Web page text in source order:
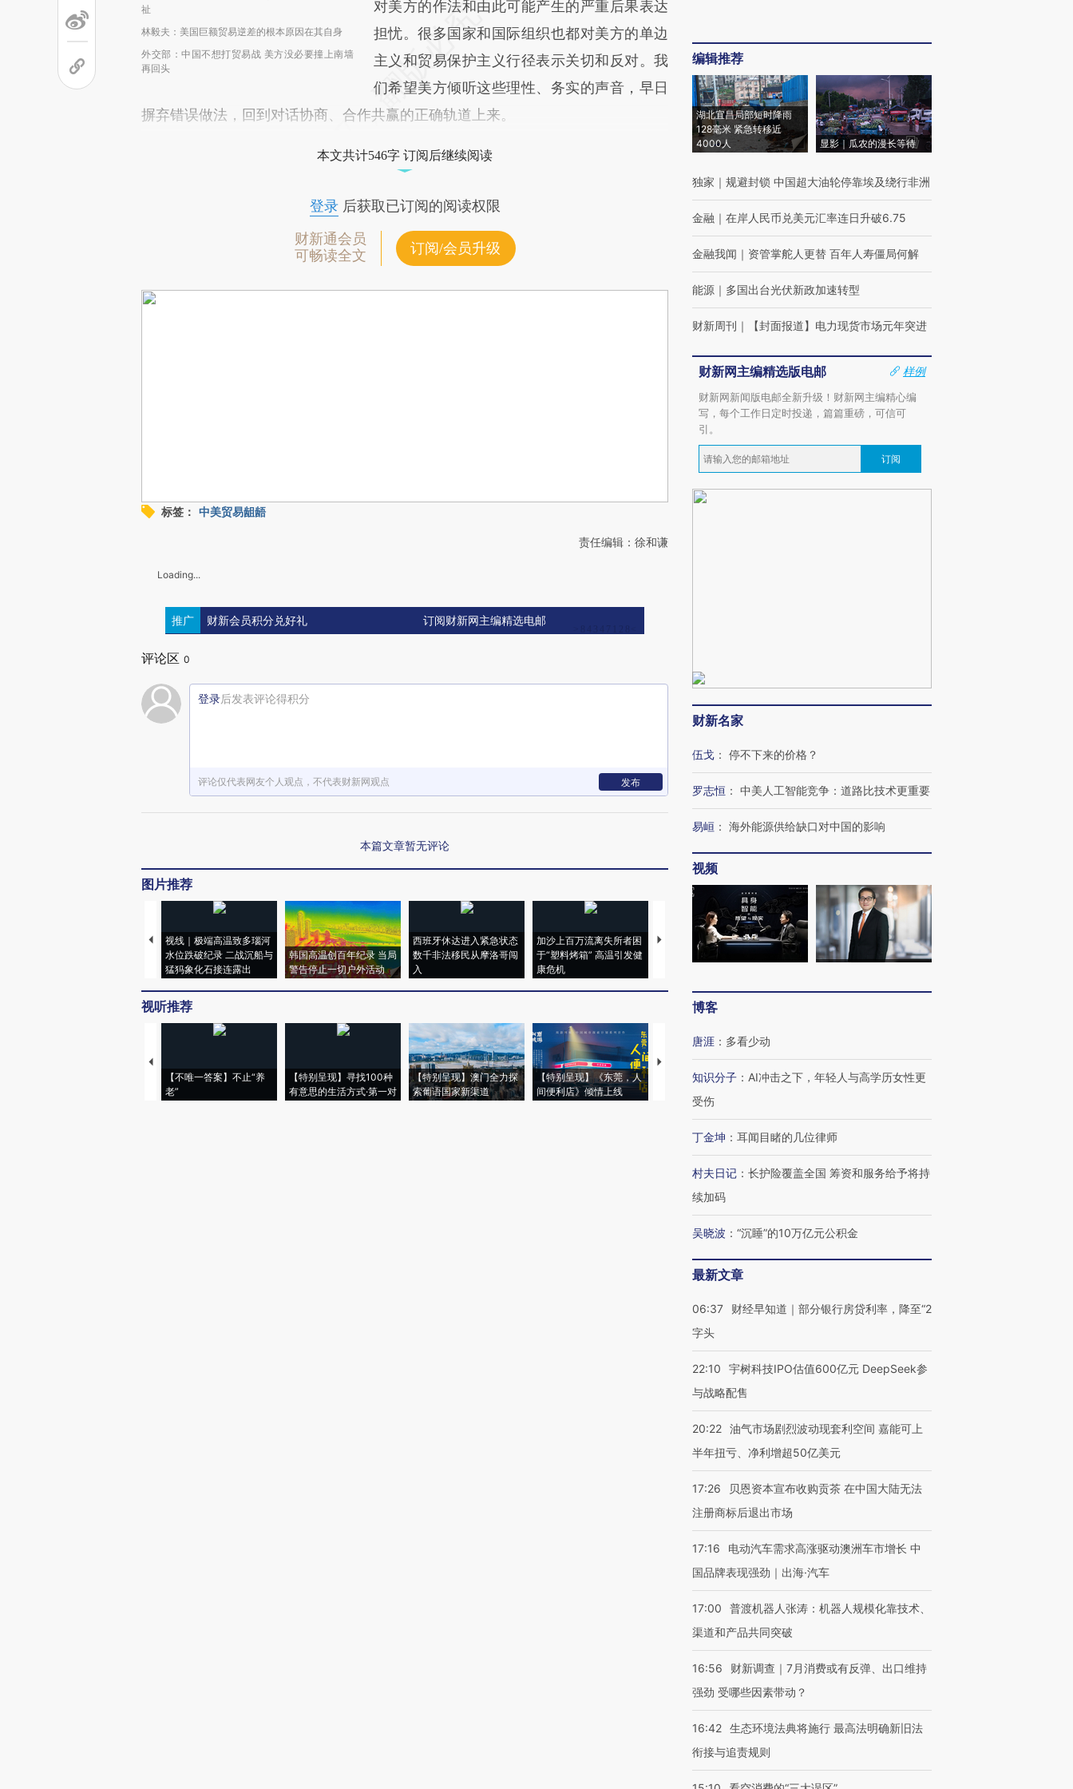
祉
林毅夫：美国巨额贸易逆差的根本原因在其自身
外交部：中国不想打贸易战 美方没必要撞上南墙
再回头
对美方的作法和由此可能产生的严重后果表达
担忧。很多国家和国际组织也都对美方的单边
主义和贸易保护主义行径表示关切和反对。我
们希望美方倾听这些理性、务实的声音，早日
摒弃错误做法，回到对话协商、合作共赢的正确轨道上来。
本文共计546字 订阅后继续阅读
登录后获取已订阅的阅读权限
财新通会员
可畅读全文
订阅/会员升级
标签： 中美贸易龃龉
责任编辑：徐和谦
Loading...
推广 财新会员积分兑好礼 订阅财新网主编精选电邮
评论区 0
登录后发表评论得积分
评论仅代表网友个人观点，不代表财新网观点 发布
本篇文章暂无评论
图片推荐
视线｜极端高温致多瑙河
水位跌破纪录 二战沉船与
猛犸象化石接连露出
韩国高温创百年纪录 当局
警告停止一切户外活动
西班牙休达进入紧急状态
数千非法移民从摩洛哥闯
入
加沙上百万流离失所者困
于“塑料烤箱” 高温引发健
康危机
视线｜HYROX的吸金
术：是什么让中产们甘
马航飞行员跨国走私7万
粒摇头丸 尿检体内含3种
视线｜被称为“蟑螂”的印
度Z世代 用街头抗争将教
视听推荐
【不唯一答案】不止“养
老”
【特别呈现】寻找100种
有意思的生活方式·第一对
【特别呈现】澳门全力探
索葡语国家新渠道
【特别呈现】《东莞，人
间便利店》倾情上线
【推广】走进第四届链博
会，让数智科技“链”接产
【特别呈现】寻找100种
【商旅对话】华住集团
CFO：不靠规模取胜，华
编辑推荐
湖北宜昌局部短时降雨
128毫米 紧急转移近
4000人
显影｜瓜农的漫长等待
独家 ｜ 规避封锁 中国超大油轮停靠埃及绕行非洲
金融 ｜ 在岸人民币兑美元汇率连日升破6.75
金融我闻 ｜ 资管掌舵人更替 百年人寿僵局何解
能源 ｜ 多国出台光伏新政加速转型
财新周刊 ｜ 【封面报道】电力现货市场元年突进
财新网主编精选版电邮
样例
财新网新闻版电邮全新升级！财新网主编精心编
写，每个工作日定时投递，篇篇重磅，可信可
引。
订阅
财新名家
伍戈 ： 停不下来的价格？
罗志恒 ： 中美人工智能竞争：道路比技术更重要
易峘 ： 海外能源供给缺口对中国的影响
视频
博客
唐涯 ： 多看少动
知识分子 ： AI冲击之下，年轻人与高学历女性更
受伤
丁金坤 ： 耳闻目睹的几位律师
村夫日记 ： 长护险覆盖全国 筹资和服务给予将持
续加码
吴晓波 ： “沉睡”的10万亿元公积金
最新文章
06:37
财经早知道｜部分银行房贷利率，降至“2
字头
22:10
宇树科技IPO估值600亿元 DeepSeek参
与战略配售
20:22 油气市场剧烈波动现套利空间 嘉能可上
半年扭亏、净利增超50亿美元
17:26
贝恩资本宣布收购贡茶 在中国大陆无法
注册商标后退出市场
17:16
电动汽车需求高涨驱动澳洲车市增长 中
国品牌表现强劲｜出海·汽车
17:00
普渡机器人张涛：机器人规模化靠技术、
渠道和产品共同突破
16:56
财新调查｜7月消费或有反弹、出口维持
强劲 受哪些因素带动？
16:42 生态环境法典将施行 最高法明确新旧法
衔接与追责规则